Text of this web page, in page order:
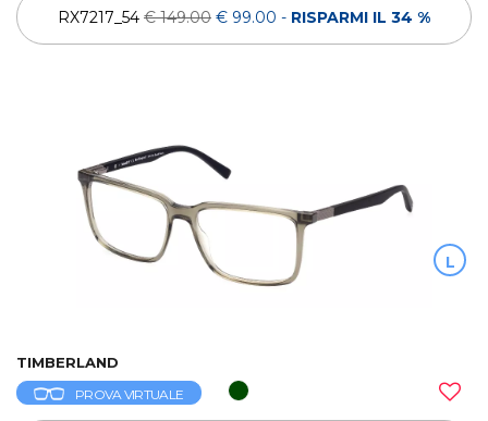
RX7217_54 € 149.00 € 99.00 - RISPARMI IL 34 %
L
TIMBERLAND
PROVA VIRTUALE